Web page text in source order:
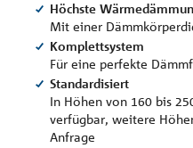
Höchste
Mit einer
Komplettsystem
Für eine perfekte
Standardisiert
In Höhen von 160 bis
verfügbar, weitere
Anfrage